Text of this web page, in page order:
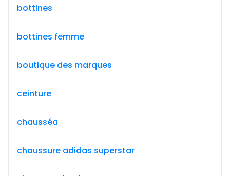
bottines
bottines femme
boutique des marques
ceinture
chausséa
chaussure adidas superstar